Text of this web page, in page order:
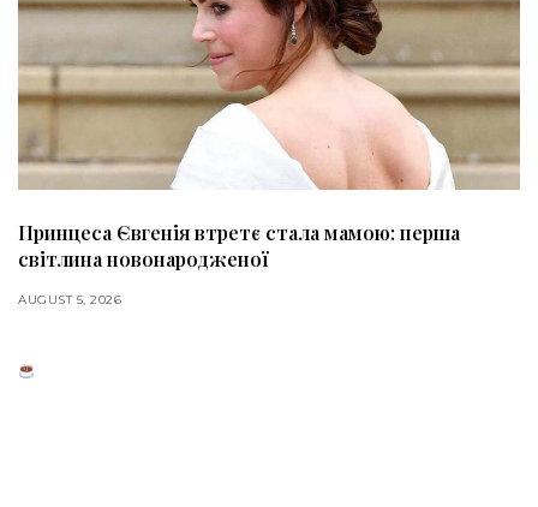
Принцеса Євгенія втретє стала мамою: перша
світлина новонародженої
AUGUST 5, 2026